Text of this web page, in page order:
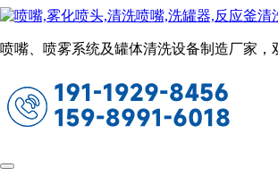
喷嘴、喷雾系统及罐体清洗设备制造厂家，
瓶罐清洗喷嘴
该款三维旋转清洗球最大清洗直径30米